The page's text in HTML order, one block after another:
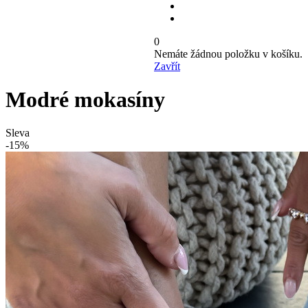
0
Nemáte žádnou položku v košíku.
Zavřít
Modré mokasíny
Sleva
-15%